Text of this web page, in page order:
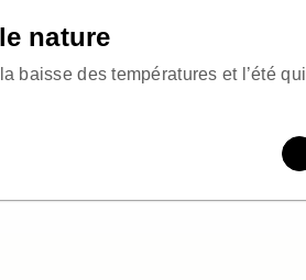
nature
baisse des températures et l’été qui